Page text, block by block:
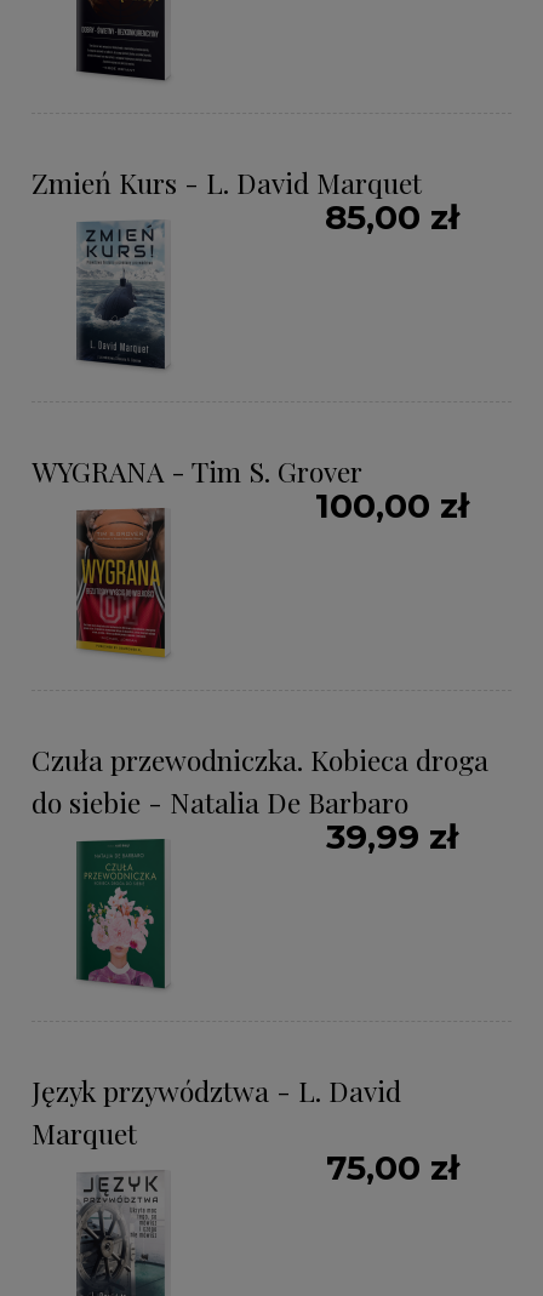
Zmień Kurs - L. David Marquet
85,00 zł
WYGRANA - Tim S. Grover
100,00 zł
Czuła przewodniczka. Kobieca droga
do siebie - Natalia De Barbaro
39,99 zł
Język przywództwa - L. David
Marquet
75,00 zł